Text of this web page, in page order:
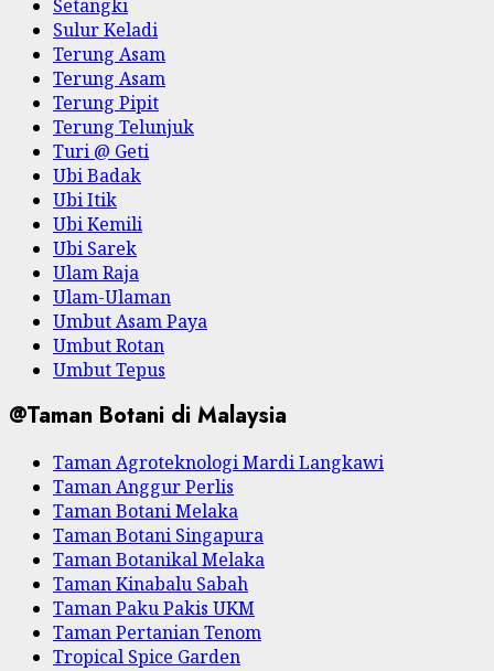
Setangki
Sulur Keladi
Terung Asam
Terung Asam
Terung Pipit
Terung Telunjuk
Turi @ Geti
Ubi Badak
Ubi Itik
Ubi Kemili
Ubi Sarek
Ulam Raja
Ulam-Ulaman
Umbut Asam Paya
Umbut Rotan
Umbut Tepus
@Taman Botani di Malaysia
Taman Agroteknologi Mardi Langkawi
Taman Anggur Perlis
Taman Botani Melaka
Taman Botani Singapura
Taman Botanikal Melaka
Taman Kinabalu Sabah
Taman Paku Pakis UKM
Taman Pertanian Tenom
Tropical Spice Garden